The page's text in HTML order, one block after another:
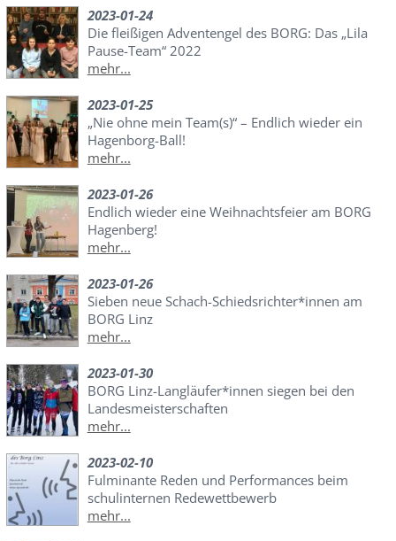
2023-01-24
Die fleißigen Adventengel des BORG: Das „Lila
Pause-Team“ 2022
mehr...
2023-01-25
„Nie ohne mein Team(s)“ – Endlich wieder ein
Hagenborg-Ball!
mehr...
2023-01-26
Endlich wieder eine Weihnachtsfeier am BORG
Hagenberg!
mehr...
2023-01-26
Sieben neue Schach-Schiedsrichter*innen am
BORG Linz
mehr...
2023-01-30
BORG Linz-Langläufer*innen siegen bei den
Landesmeisterschaften
mehr...
2023-02-10
Fulminante Reden und Performances beim
schulinternen Redewettbewerb
mehr...